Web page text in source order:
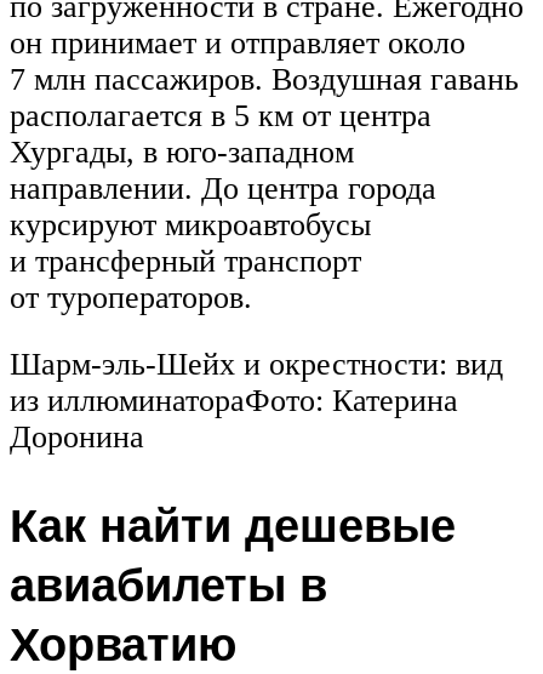
он принимает и отправляет около
7 млн пассажиров. Воздушная гавань
располагается в 5 км от центра
Хургады, в юго-западном
направлении. До центра города
курсируют микроавтобусы
и трансферный транспорт
от туроператоров.
Шарм-эль-Шейх и окрестности: вид
из иллюминатораФото: Катерина
Доронина
Как найти дешевые
авиабилеты в
Хорватию